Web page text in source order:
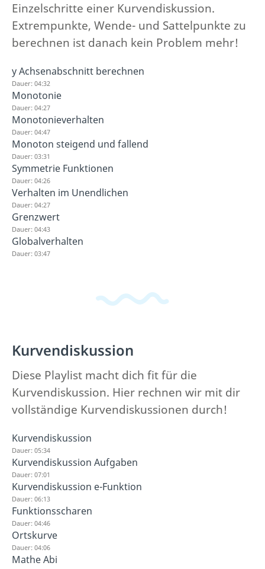
Einzelschritte einer Kurvendiskussion.
Extrempunkte, Wende- und Sattelpunkte zu
berechnen ist danach kein Problem mehr!
y Achsenabschnitt berechnen
Dauer: 04:32
Monotonie
Dauer: 04:27
Monotonieverhalten
Dauer: 04:47
Monoton steigend und fallend
Dauer: 03:31
Symmetrie Funktionen
Dauer: 04:26
Verhalten im Unendlichen
Dauer: 04:27
Grenzwert
Dauer: 04:43
Globalverhalten
Dauer: 03:47
Kurvendiskussion
Diese Playlist macht dich fit für die
Kurvendiskussion. Hier rechnen wir mit dir
vollständige Kurvendiskussionen durch!
Kurvendiskussion
Dauer: 05:34
Kurvendiskussion Aufgaben
Dauer: 07:01
Kurvendiskussion e-Funktion
Dauer: 06:13
Funktionsscharen
Dauer: 04:46
Ortskurve
Dauer: 04:06
Mathe Abi